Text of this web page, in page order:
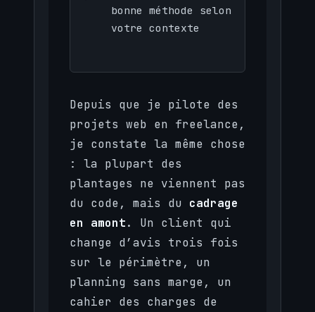
bonne méthode selon
votre contexte
Depuis que je pilote des
projets web en freelance,
je constate la même chose
: la plupart des
plantages ne viennent pas
du code, mais du cadrage
en amont. Un client qui
change d’avis trois fois
sur le périmètre, un
planning sans marge, un
cahier des charges de